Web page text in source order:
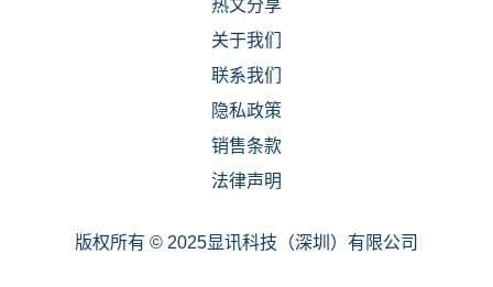
热文分享
关于我们
联系我们
隐私政策
销售条款
法律声明
版权所有 © 2025显讯科技（深圳）有限公司